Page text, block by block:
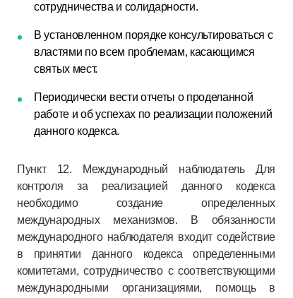
сотрудничества и солидарности.
В установленном порядке консультироваться с
властями по всем проблемам, касающимся
святых мест.
Периодически вести отчеты о проделанной
работе и об успехах по реализации положений
данного кодекса.
Пункт 12. Международный наблюдатель Для
контроля за реализацией данного кодекса
необходимо создание определенных
международных механизмов. В обязанности
международного наблюдателя входит содействие
в принятии данного кодекса определенными
комитетами, сотрудничество с соответствующими
международными организациями, помощь в